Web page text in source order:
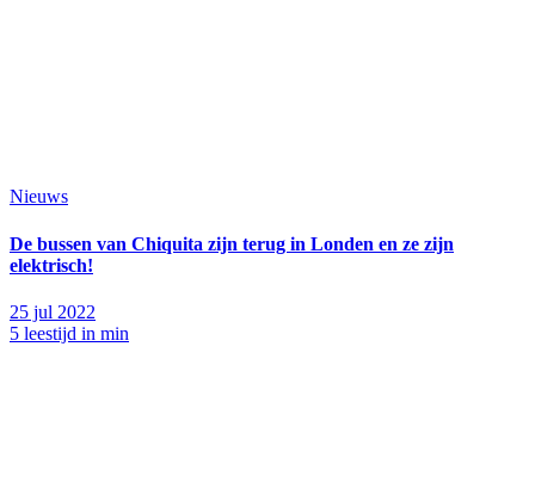
Nieuws
De bussen van Chiquita zijn terug in Londen en ze zijn
elektrisch!
25 jul 2022
5 leestijd in min